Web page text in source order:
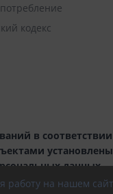
кодекс
в соответствии
установлены
данных.
на нашем